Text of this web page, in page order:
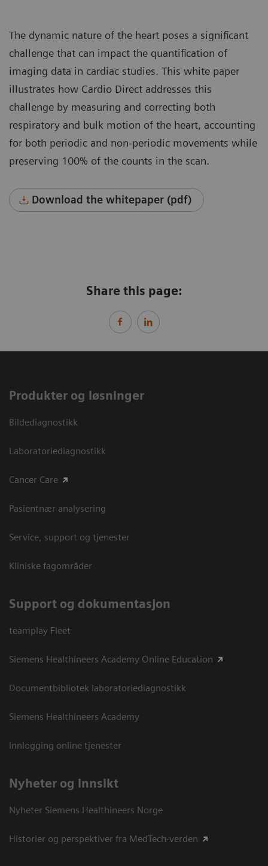
The dynamic nature of the heart poses a significant
challenge that can impact the quantification of
imaging data in cardiac studies. This white paper
illustrates how Cardio Direct addresses this
challenge by measuring and correcting both
respiratory and bulk motion of the heart, accounting
for both periodic and non-periodic movements while
preserving 100% of the counts in the scan.
Download the whitepaper (pdf)
Share this page:
Produkter og løsninger
Bildediagnostikk
Laboratoriediagnostikk
Cancer Care
Pasientnær analysering
Service, support og tjenester
Kliniske fagområder
Support og dokumentasjon
teamplay Fleet
Siemens Healthineers Academy Online Education
Documentbibliotek laboratoriediagnostikk
Siemens Healthineers Academy
Innlogging online tjenester
Nyheter og innsikt
Nyheter Siemens Healthineers Norge
Historier og perspektiver fra MedTech-verden